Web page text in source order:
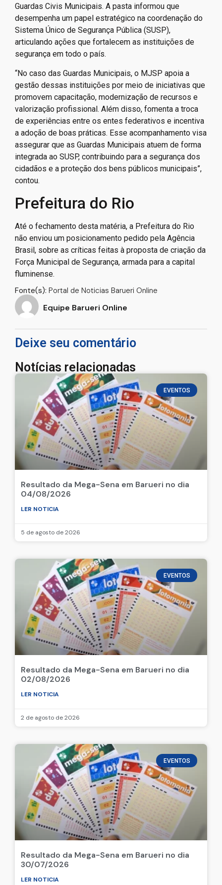
Guardas Civis Municipais. A pasta informou que
desempenha um papel estratégico na coordenação do
Sistema Único de Segurança Pública (SUSP),
articulando ações que fortalecem as instituições de
segurança em todo o país.
“No caso das Guardas Municipais, o MJSP apoia a
gestão dessas instituições por meio de iniciativas que
promovem capacitação, modernização de recursos e
valorização profissional. Além disso, fomenta a troca
de experiências entre os entes federativos e incentiva
a adoção de boas práticas. Esse acompanhamento visa
assegurar que as Guardas Municipais atuem de forma
integrada ao SUSP, contribuindo para a segurança dos
cidadãos e a proteção dos bens públicos municipais”,
contou.
Prefeitura do Rio
Até o fechamento desta matéria, a Prefeitura do Rio
não enviou um posicionamento pedido pela Agência
Brasil, sobre as críticas feitas à proposta de criação da
Força Municipal de Segurança, armada para a capital
fluminense.
Fonte(s): Portal de Noticias Barueri Online
Equipe Barueri Online
Deixe seu comentário
Notícias relacionadas
EVENTOS
Resultado da Mega-Sena em Barueri no dia
04/08/2026
LER NOTICIA
5 de agosto de 2026
EVENTOS
Resultado da Mega-Sena em Barueri no dia
02/08/2026
LER NOTICIA
2 de agosto de 2026
EVENTOS
Resultado da Mega-Sena em Barueri no dia
30/07/2026
LER NOTICIA